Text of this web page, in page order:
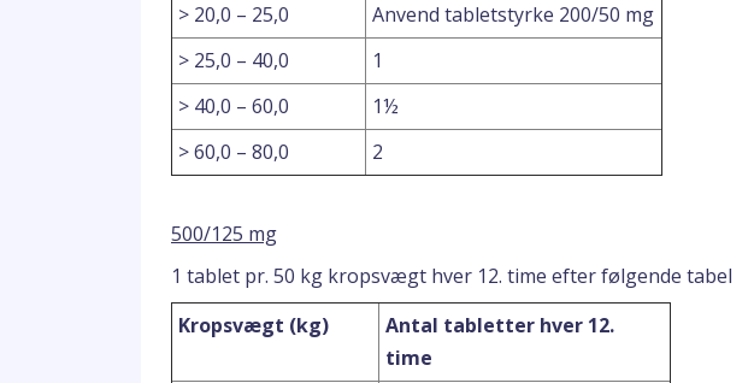
> 20,0 – 25,0
Anvend tabletstyrke 200/50 mg
> 25,0 – 40,0
1
> 40,0 – 60,0
1½
> 60,0 – 80,0
2
500/125 mg
1 tablet pr. 50 kg kropsvægt hver 12. time efter følgende tabel
Kropsvægt (kg)
Antal tabletter hver 12.
time